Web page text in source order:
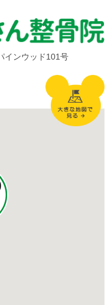
ンウッド101号